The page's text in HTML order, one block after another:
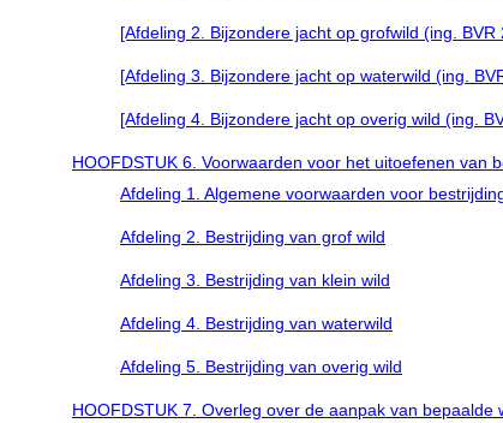
[Afdeling 2. Bijzondere jacht op grofwild (ing.
[Afdeling 3. Bijzondere jacht op waterwild (ing.
[Afdeling 4. Bijzondere jacht op overig wild (ing.
HOOFDSTUK 6. Voorwaarden voor het uitoefenen van
Afdeling 1. Algemene voorwaarden voor
Afdeling 2. Bestrijding van grof wild
Afdeling 3. Bestrijding van klein wild
Afdeling 4. Bestrijding van waterwild
Afdeling 5. Bestrijding van overig wild
HOOFDSTUK 7. Overleg over de aanpak van bepaalde